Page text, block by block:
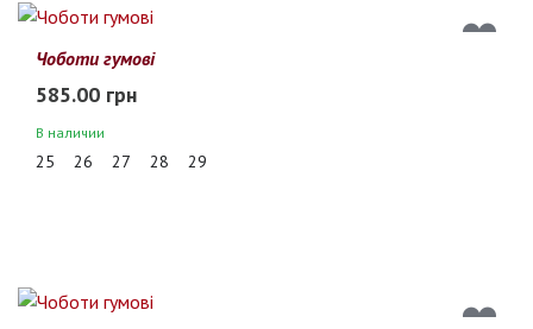
Чоботи гумові
585.00 грн
В наличии
25 26 27 28 29